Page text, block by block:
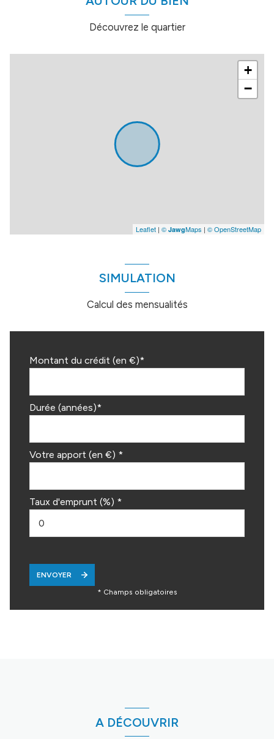
Découvrez le quartier
+
−
Leaflet | © JawgMaps | © OpenStreetMap
SIMULATION
Calcul des mensualités
Montant du crédit (en €)*
Durée (années)*
Votre apport (en €) *
Taux d'emprunt (%) *
ENVOYER
* Champs obligatoires
A DÉCOUVRIR